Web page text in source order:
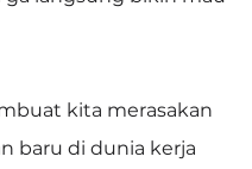
kita merasakan
baru di dunia kerja